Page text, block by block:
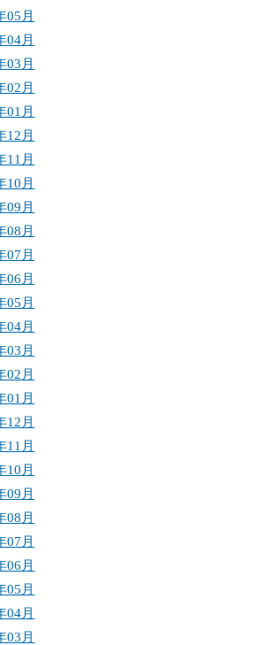
05月
04月
03月
02月
01月
12月
11月
10月
09月
08月
07月
06月
05月
04月
03月
02月
01月
12月
11月
10月
09月
08月
07月
06月
05月
04月
03月